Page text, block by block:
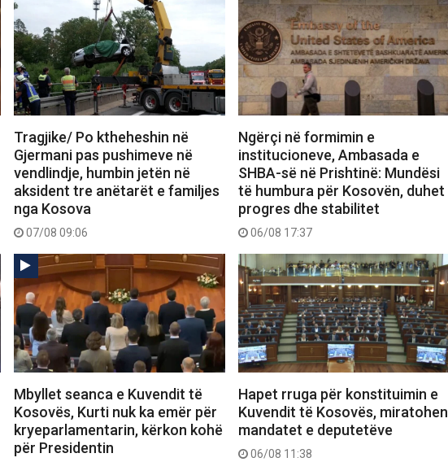
Tragjike/ Po ktheheshin në
Gjermani pas pushimeve në
vendlindje, humbin jetën në
aksident tre anëtarët e familjes
nga Kosova
07/08 09:06
Ngërçi në formimin e
institucioneve, Ambasada e
SHBA-së në Prishtinë: Mundësi
të humbura për Kosovën, duhet
progres dhe stabilitet
06/08 17:37
Mbyllet seanca e Kuvendit të
Kosovës, Kurti nuk ka emër për
kryeparlamentarin, kërkon kohë
për Presidentin
Hapet rruga për konstituimin e
Kuvendit të Kosovës, miratohen
mandatet e deputetëve
06/08 11:38